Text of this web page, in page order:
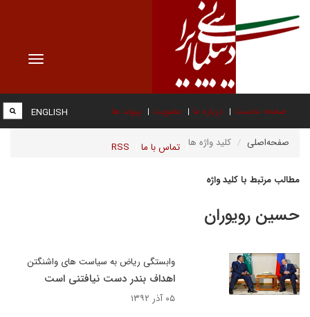
Toggle
صفحه نخست درباره ما عضویت پیوند ها
تماس با ما RSS
ENGLISH
صفحه‌اصلی کلید واژه ها
مطالب مرتبط با کلید واژه
حسين رويوران
وابستگی ریاض به سیاست های واشنگتن
اهداف بندر دست نیافتنی است
۰۵ آذر ۱۳۹۲